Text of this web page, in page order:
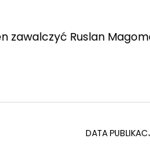
zawalczyć Ruslan
DATA